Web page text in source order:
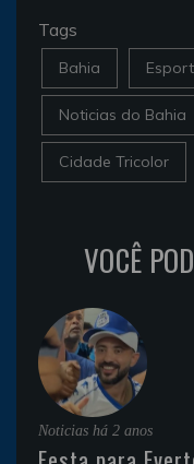
Tags
Bahia
Noticias do Bahia
Cidade Tricolor
VOCÊ
Noticias há 2 anos